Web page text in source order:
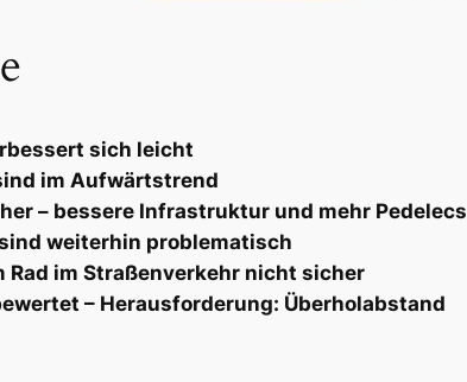
sich leicht
im Aufwärtstrend
– bessere Infrastruktur und mehr Pedelecs
weiterhin problematisch
Rad im Straßenverkehr nicht sicher
– Herausforderung: Überholabstand